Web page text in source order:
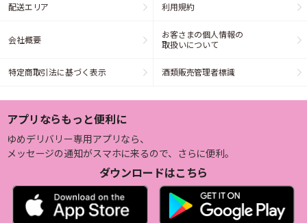
配送エリア 利用規約
会社概要
お客さまの個人情報の
取扱いについて
特定商取引法に基づく表示 酒類販売管理者標識
アプリならもっと便利に
ゆめデリバリー専用アプリなら、
メッセージの通知がスマホに来るので、さらに便利。
ダウンロードはこちら